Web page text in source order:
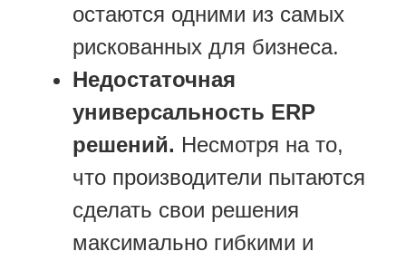
остаются одними из самых
рискованных для бизнеса.
Недостаточная
универсальность ERP
решений. Несмотря на то,
что производители пытаются
сделать свои решения
максимально гибкими и